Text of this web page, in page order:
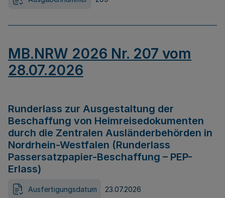
MB.NRW 2026 Nr. 207 vom
28.07.2026
Runderlass zur Ausgestaltung der
Beschaffung von Heimreisedokumenten
durch die Zentralen Ausländerbehörden in
Nordrhein-Westfalen (Runderlass
Passersatzpapier-Beschaffung – PEP-
Erlass)
Ausfertigungsdatum 23.07.2026